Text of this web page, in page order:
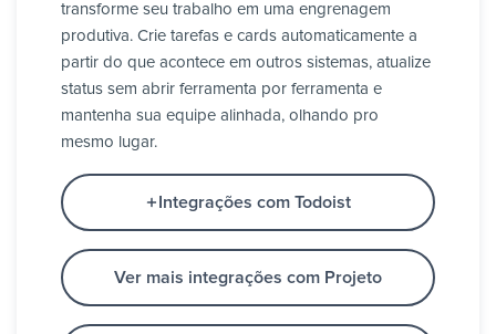
transforme seu trabalho em uma engrenagem
produtiva. Crie tarefas e cards automaticamente a
partir do que acontece em outros sistemas, atualize
status sem abrir ferramenta por ferramenta e
mantenha sua equipe alinhada, olhando pro
mesmo lugar.
Integrações com Todoist
Ver mais integrações com Projeto